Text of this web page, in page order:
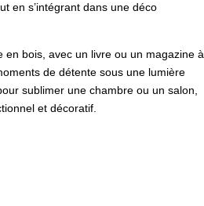
en s’intégrant dans une déco
en bois, avec un livre ou un magazine à
de détente sous une lumière
sublimer une chambre ou un salon,
et décoratif.